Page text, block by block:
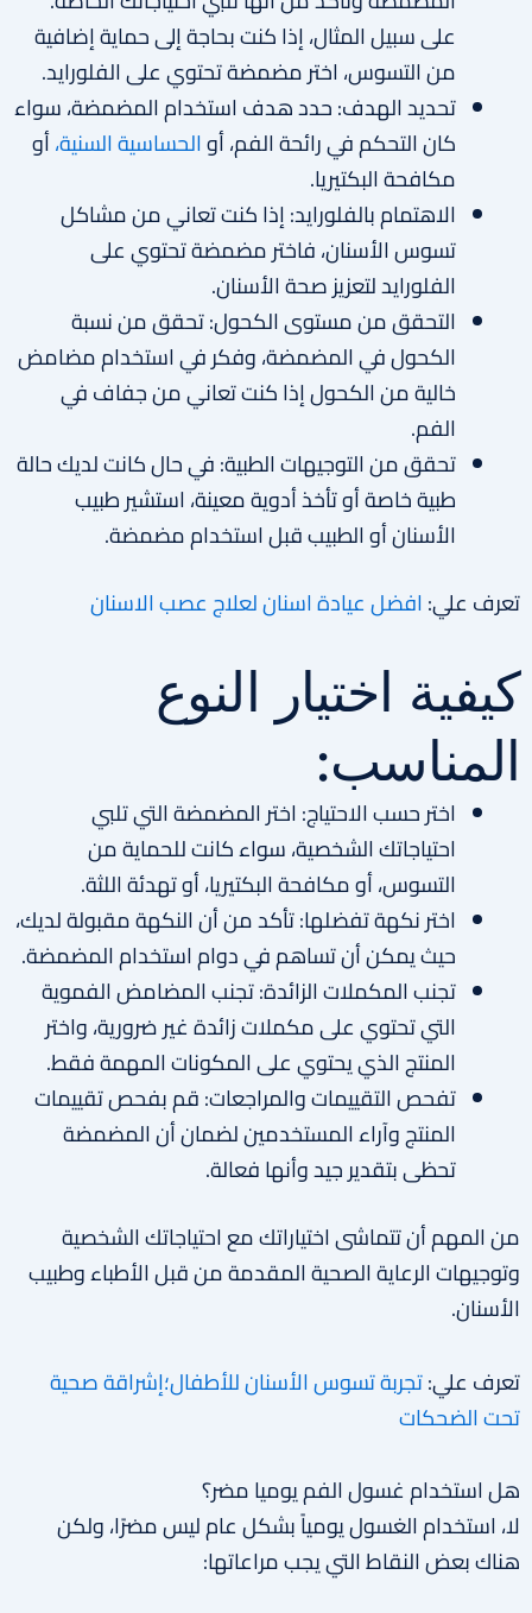
على سبيل المثال، إذا كنت بحاجة إلى حماية إضافية
من التسوس، اختر مضمضة تحتوي على الفلورايد.
تحديد الهدف: حدد هدف استخدام المضمضة، سواء
كان التحكم في رائحة الفم، أوالحساسية السنية،أو
مكافحة البكتيريا.
الاهتمام بالفلورايد: إذا كنت تعاني من مشاكل
تسوس الأسنان، فاختر مضمضة تحتوي على
الفلورايد لتعزيز صحة الأسنان.
التحقق من مستوى الكحول: تحقق من نسبة
الكحول في المضمضة، وفكر في استخدام مضامض
خالية من الكحول إذا كنت تعاني من جفاف في
الفم.
تحقق من التوجيهات الطبية: في حال كانت لديك حالة
طبية خاصة أو تأخذ أدوية معينة، استشير طبيب
الأسنان أو الطبيب قبل استخدام مضمضة.
تعرف علي:افضل عيادة اسنان لعلاج عصب الاسنان
كيفية اختيار النوع
المناسب:
اختر حسب الاحتياج: اختر المضمضة التي تلبي
احتياجاتك الشخصية، سواء كانت للحماية من
التسوس، أو مكافحة البكتيريا، أو تهدئة اللثة.
اختر نكهة تفضلها: تأكد من أن النكهة مقبولة لديك،
حيث يمكن أن تساهم في دوام استخدام المضمضة.
تجنب المكملات الزائدة: تجنب المضامض الفموية
التي تحتوي على مكملات زائدة غير ضرورية، واختر
المنتج الذي يحتوي على المكونات المهمة فقط.
تفحص التقييمات والمراجعات: قم بفحص تقييمات
المنتج وآراء المستخدمين لضمان أن المضمضة
تحظى بتقدير جيد وأنها فعالة.
من المهم أن تتماشى اختياراتك مع احتياجاتك الشخصية
وتوجيهات الرعاية الصحية المقدمة من قبل الأطباء وطبيب
الأسنان.
تعرف علي:تجربة تسوس الأسنان للأطفال؛إشراقة صحية
تحت الضحكات
هل استخدام غسول الفم يوميا مضر؟
لا، استخدام الغسول يومياً بشكل عام ليس مضرًا، ولكن
هناك بعض النقاط التي يجب مراعاتها: